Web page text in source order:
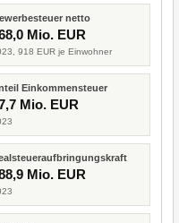
netto
Mio. EUR
918 EUR je Einwohner
Einkommensteuer
Mio. EUR
Mio. EUR